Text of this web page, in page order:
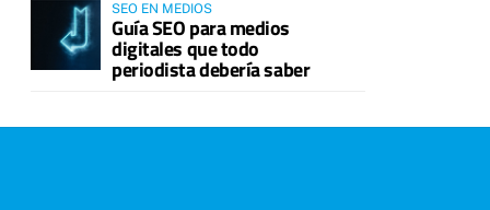
SEO EN MEDIOS
Guía SEO para medios
digitales que todo
periodista debería saber